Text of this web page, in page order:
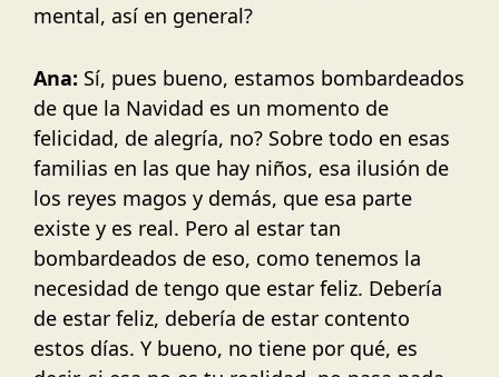
mental, así en general?
Ana: Sí, pues bueno, estamos bombardeados
de que la Navidad es un momento de
felicidad, de alegría, no? Sobre todo en esas
familias en las que hay niños, esa ilusión de
los reyes magos y demás, que esa parte
existe y es real. Pero al estar tan
bombardeados de eso, como tenemos la
necesidad de tengo que estar feliz. Debería
de estar feliz, debería de estar contento
estos días. Y bueno, no tiene por qué, es